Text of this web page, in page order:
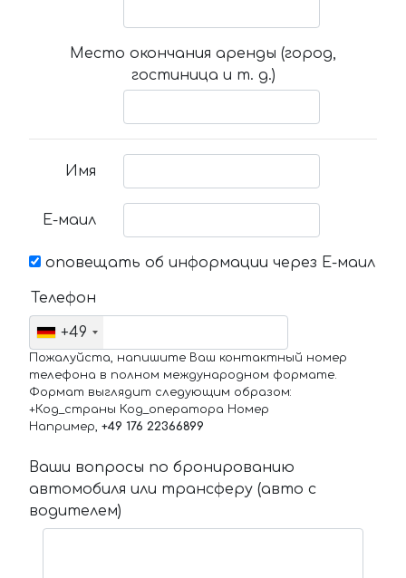
Место окончания аренды (город,
гостиница и т. д.)
Имя
Е-маил
оповещать об информации через Е-маил
Телефон
+49
Пожалуйста, напишите Ваш контактный номер
телефона в полном международном формате.
Формат выглядит следующим образом:
+Код_страны Код_оператора Номер
Например, +49 176 22366899
Ваши вопросы по бронированию
автомобиля или трансферу (авто с
водителем)